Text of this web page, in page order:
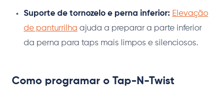
Suporte de tornozelo e perna inferior: Elevação
de panturrilha ajuda a preparar a parte inferior
da perna para taps mais limpos e silenciosos.
Como programar o Tap-N-Twist